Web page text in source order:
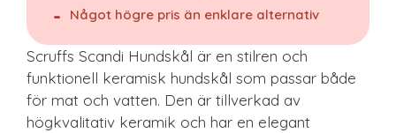
Något högre pris än enklare alternativ
Scruffs Scandi Hundskål är en stilren och
funktionell keramisk hundskål som passar både
för mat och vatten. Den är tillverkad av
högkvalitativ keramik och har en elegant